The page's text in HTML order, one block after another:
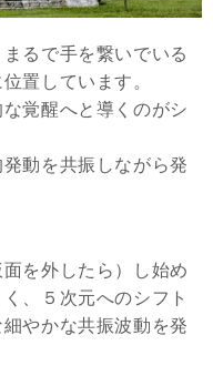
るで手を繋いでいる
置しています。
覚醒へと導くのがシ
動を共振しながら発
を外したら）し始め
、５次元へのシフト
やかな共振波動を発